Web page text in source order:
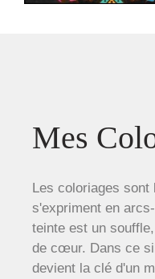
Mes
Les coloriages sont
s'expriment en
teinte est un
de cœur. Dans ce
devient la clé d'un